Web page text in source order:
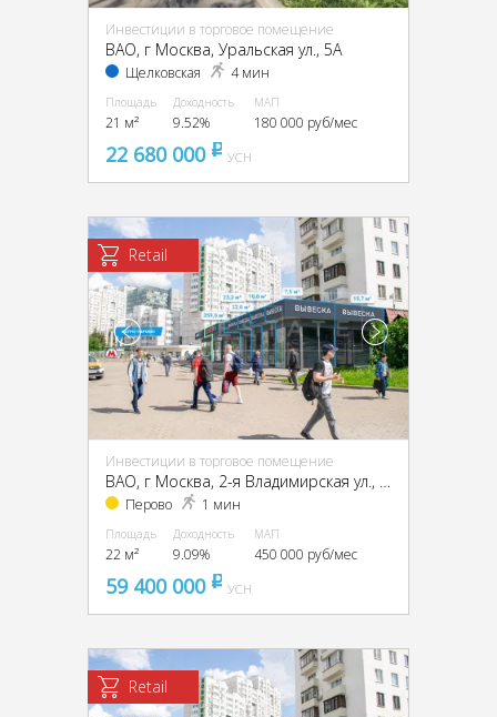
Инвестиции в торговое помещение
ВАО, г Москва, Уральская ул., 5А
Щелковская 4 мин
Площадь
21 м²
Доходность
9.52%
МАП
180 000 руб/мес
22 680 000 pуб
УСН
Retail
Инвестиции в торговое помещение
ВАО, г Москва, 2-я Владимирская ул., 38/18
Перово 1 мин
Площадь
22 м²
Доходность
9.09%
МАП
450 000 руб/мес
59 400 000 pуб
УСН
Retail